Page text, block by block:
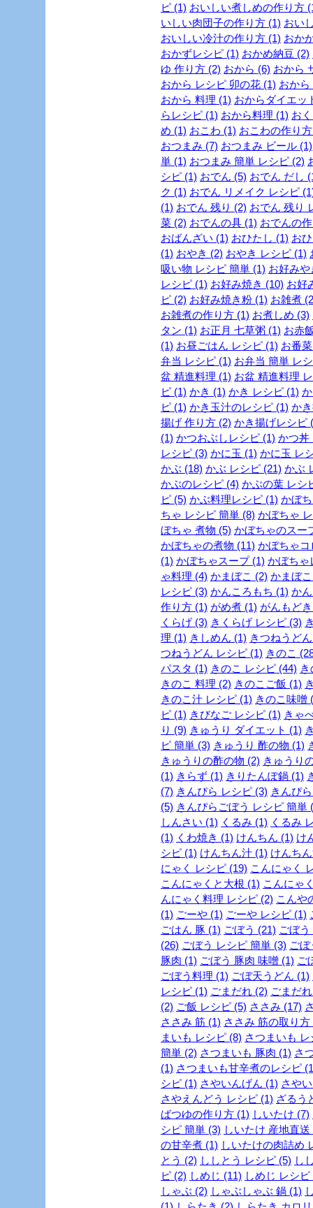
ピ (1) おいしい煮しめの作り方
いしい肉団子の作り方 (1) おい
おいしい冷汁の作り方 (1) おか
おかずレシピ (1) おかめ納豆 (2)
ゆ 作り方 (2) おから (6) おから
おから レシピ 卯の花 (1) おから
おから 料理 (1) おからダイエッ
らレシピ (1) おから料理 (1) お
め (1) おこわ (1) おこわの作り
おつまみ (7) おつまみ ビール (1)
単 (1) おつまみ 簡単 レシピ (2)
シピ (1) おでん (5) おでん だし
ク (1) おでん リメイク レシピ
(1) おでん 残り (2) おでん 残り
菜 (2) おでんの具 (1) おでんの
おばんざい (1) おひたし (1) お
(1) おやき (2) おやき レシピ (1)
吸い物 レシピ 簡単 (1) お好み
レシピ (1) お好み焼き (10) お好
ピ (2) お好み焼き粉 (1) お雑煮
お雑煮の作り方 (1) お煮しめ (3)
タン (1) お正月 七草粥 (1) お赤
(1) お昼ごはん レシピ (1) お番
弁当 レシピ (1) お弁当 簡単 レ
盆 精進料理 (1) お盆 精進料理
ピ (1) かき (1) かき レシピ (1)
ピ (1) かき玉汁のレシピ (1) か
揚げ 作り方 (2) かき揚げレシピ
(1) かつおぶしレシピ (1) かつ丼
レシピ (3) かに玉 (1) かに玉 レ
かぶ (18) かぶ レシピ (21) かぶ
かぶのレシピ (4) かぶの葉 レシ
ピ (5) かぶ料理レシピ (1) かぼ
ちゃ レシピ 簡単 (8) かぼちゃ
ぼちゃ 煮物 (5) かぼちゃのスー
かぼちゃの煮物 (11) かぼちゃ
(1) かぼちゃスープ (1) かぼちゃ
ゃ料理 (4) かまぼこ (2) かまぼ
レシピ (3) かんころもち (1) か
作り方 (1) がめ煮 (1) がんもど
くらげ (3) きくらげ レシピ (3)
理 (1) きしめん (1) きつねうど
つねうどん レシピ (1) きのこ
パスタ (1) きのこ レシピ (44)
きのこ 料理 (2) きのこご飯 (1)
きのこ汁 レシピ (1) きのこ味噌
ピ (1) きびなご レシピ (1) きゃ
り (9) きゅうり ダイエット (1)
ピ 簡単 (3) きゅうり 酢の物 (1)
きゅうりの酢の物 (2) きゅうり
(1) きらず (1) きりたんぽ鍋 (1)
(7) きんぴら レシピ (3) きんぴ
(5) きんぴらごぼう レシピ 簡単
しんさい (1) くるみ (1) くるみ
(1) くわ焼き (1) けんちん (1) け
シピ (1) けんちん汁 (1) けんち
にゃく レシピ (19) こんにゃく
こんにゃくと大根 (1) こんにゃ
んにゃく料理 レシピ (2) こんや
(1) ごーや (1) ごーや レシピ (1)
ごはん 豚 (1) ごぼう (21) ごぼ
(26) ごぼう レシピ 簡単 (3) ご
豚肉 (1) ごぼう 豚肉 味噌 (1) ご
ごぼう料理 (1) ごぼ天うどん (1)
レシピ (1) ごまだれ (2) ごまだ
(2) ご飯 レシピ (5) ささみ (17)
ささみ 筋 (1) ささみ 筋の取り方
まいも レシピ (8) さつまいも
簡単 (2) さつまいも 豚肉 (1) さ
(1) さつまいも甘辛煮のレシピ
シピ (1) さやいんげん (1) さや
さやえんどう レシピ (1) ざるう
ばつゆの作り方 (1) しいたけ (7)
シピ 簡単 (3) しいたけ 産地直送
の甘辛煮 (1) しいたけの肉詰め
とう (2) ししとう レシピ (5) し
ピ (2) しめじ (11) しめじ レシピ
しゃぶ (2) しゃぶしゃぶ 鍋 (1)